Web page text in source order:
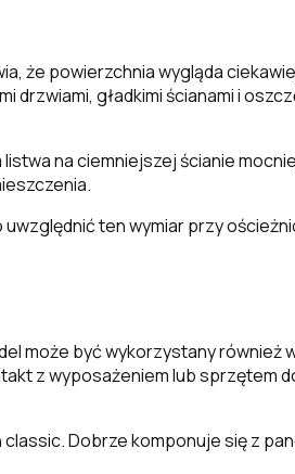
że powierzchnia wygląda
drzwiami, gładkimi ścianami i
na ciemniejszej ścianie
ten wymiar przy
może być wykorzystany również
z wyposażeniem lub sprzętem
Dobrze komponuje się z